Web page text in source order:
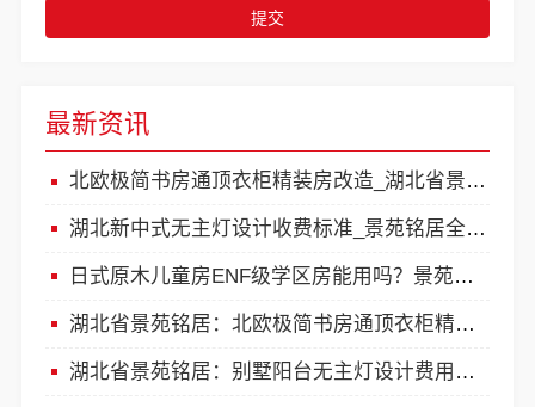
最新资讯
北欧极简书房通顶衣柜精装房改造_湖北省景苑铭居建筑装饰有限公司
湖北新中式无主灯设计收费标准_景苑铭居全案整装
日式原木儿童房ENF级学区房能用吗？景苑铭居环保承诺
湖北省景苑铭居：北欧极简书房通顶衣柜精装房改造攻略
湖北省景苑铭居：别墅阳台无主灯设计费用详情
提交